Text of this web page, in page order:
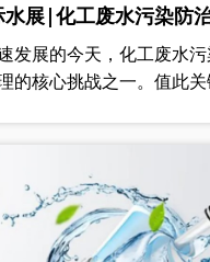
水展|化工废水污染防
技术革新
发展的今天，化工废水
的核心挑战之一。值此关